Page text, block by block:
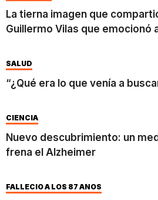
La tierna imagen que
Guillermo Vilas que emocionó
SALUD
“¿Qué era lo que venía a
CIENCIA
Nuevo descubrimiento: un
frena el Alzheimer
FALLECIÓ A LOS 87 AÑOS